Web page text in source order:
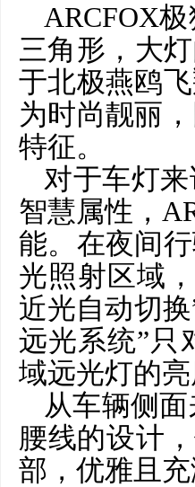
ARCFOX
三角形，大
于北极燕鸥
为时尚靓丽
特征。
对于车灯
智慧属性，
能。在夜间
光照射区域
近光自动切
远光系统”只
域远光灯的亮
从车辆侧面
腰线的设计
部，优雅且